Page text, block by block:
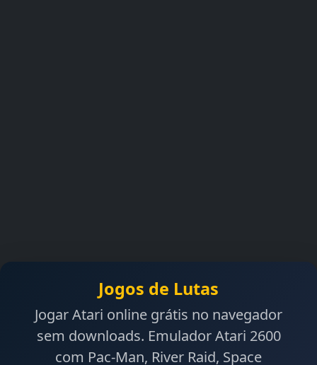
Jogos de Lutas
Jogar Atari online grátis no navegador
sem downloads. Emulador Atari 2600
com Pac-Man, River Raid, Space